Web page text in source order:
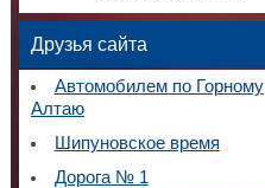
Друзья сайта
Автомобилем по Горному
Алтаю
Шипуновское время
Дорога № 1